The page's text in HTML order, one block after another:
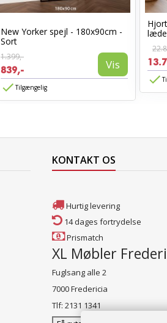
New Yorker spejl - 180x90cm -
Sort
1.399,-
839,- Vis
Tilgængelig
KONTAKT OS
Hurtig levering
14 dages fortrydelse
Prismatch
XL Møbler
Fuglsang alle 2
7000 Fredericia
Tlf: 2131 1341